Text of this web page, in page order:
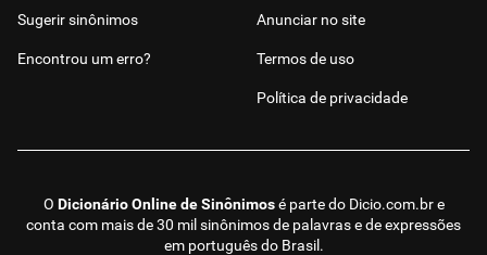
O Dicionário Online de Sinônimosé parte do Dicio.com.bre
conta com mais de 30 mil sinônimos de palavras e de expressões
em português do Brasil.
Sugerir sinônimos
Encontrou um erro?
Anunciar no site
Termos de uso
Política de privacidade